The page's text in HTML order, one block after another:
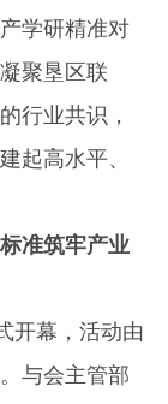
学研精准对
聚垦区联
行业共识，
起高水平、
准筑牢产业
幕，活动由
与会主管部